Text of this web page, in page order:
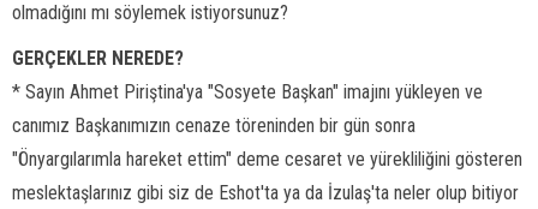
olmadığını mı söylemek istiyorsunuz?
GERÇEKLER NEREDE?
* Sayın Ahmet Piriştina'ya "Sosyete Başkan" imajını yükleyen ve
canımız Başkanımızın cenaze töreninden bir gün sonra
"Önyargılarımla hareket ettim" deme cesaret ve yürekliliğini gösteren
meslektaşlarınız gibi siz de Eshot'ta ya da İzulaş'ta neler olup bitiyor